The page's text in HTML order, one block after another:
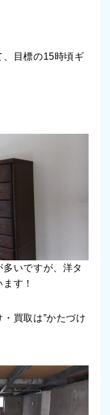
、目標の15時頃ギ
いですが、洋タ
す！
買取は”かたづけ